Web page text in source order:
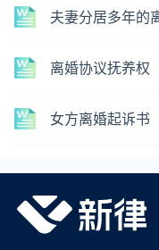
夫妻分居多年的
离婚协议抚养权
女方离婚起诉书